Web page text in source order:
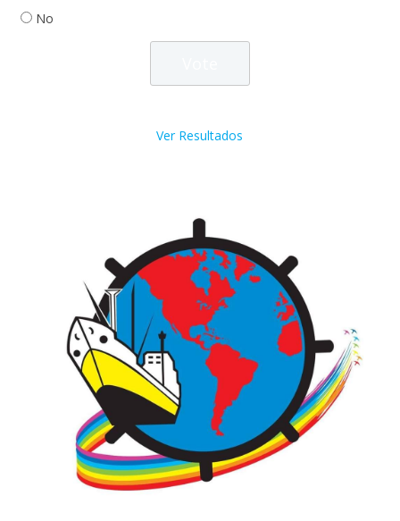
No
Ver Resultados